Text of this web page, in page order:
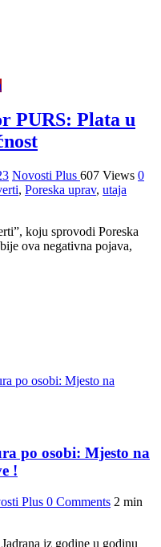
PURS: Plata u
Novosti Plus 607 Views 0
, Poreska uprav, utaja
koju sprovodi Poreska
ova negativna pojava,
po osobi: Mjesto na
!
Plus 0 Comments 2 min
iz godine u godinu